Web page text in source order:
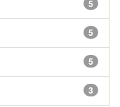
5
5
5
3